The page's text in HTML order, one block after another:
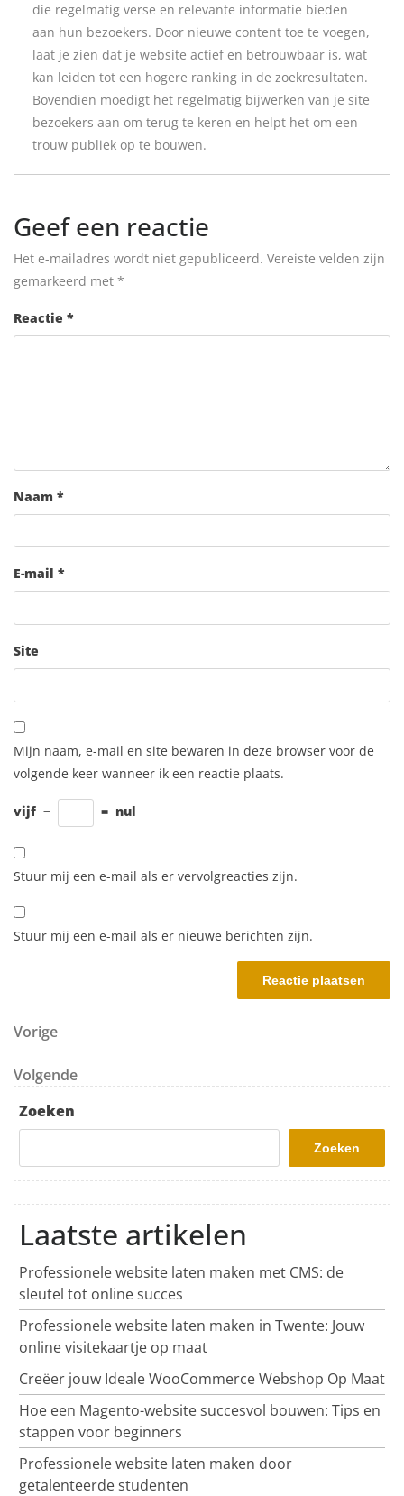
die regelmatig verse en relevante informatie bieden
aan hun bezoekers. Door nieuwe content toe te voegen,
laat je zien dat je website actief en betrouwbaar is, wat
kan leiden tot een hogere ranking in de zoekresultaten.
Bovendien moedigt het regelmatig bijwerken van je site
bezoekers aan om terug te keren en helpt het om een
trouw publiek op te bouwen.
Geef een reactie
Het e-mailadres wordt niet gepubliceerd. Vereiste velden zijn
gemarkeerd met *
Reactie *
Naam *
E-mail *
Site
Mijn naam, e-mail en site bewaren in deze browser voor de
volgende keer wanneer ik een reactie plaats.
vijf − = nul
Stuur mij een e-mail als er vervolgreacties zijn.
Stuur mij een e-mail als er nieuwe berichten zijn.
Berichtnavigatie
Vorig bericht
Vorige
Volgend bericht
Volgende
Zoeken
Zoeken
Laatste artikelen
Professionele website laten maken met CMS: de
sleutel tot online succes
Professionele website laten maken in Twente: Jouw
online visitekaartje op maat
Creëer jouw Ideale WooCommerce Webshop Op Maat
Hoe een Magento-website succesvol bouwen: Tips en
stappen voor beginners
Professionele website laten maken door
getalenteerde studenten